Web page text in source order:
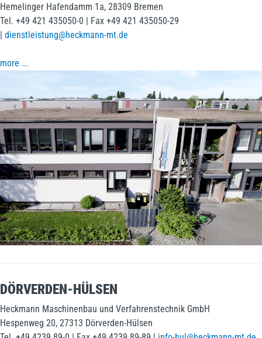
Hemelinger Hafendamm 1a, 28309 Bremen
Tel. +49 421 435050-0 | Fax +49 421 435050-29
| dienstleistung@heckmann-mt.de
more ...
DÖRVERDEN-HÜLSEN
Heckmann Maschinenbau und Verfahrenstechnik GmbH
Hespenweg 20, 27313 Dörverden-Hülsen